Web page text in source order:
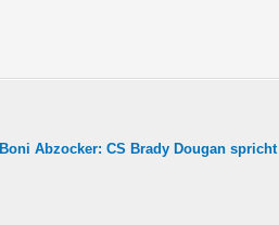
Boni Abzocker: CS Brady Dougan spricht